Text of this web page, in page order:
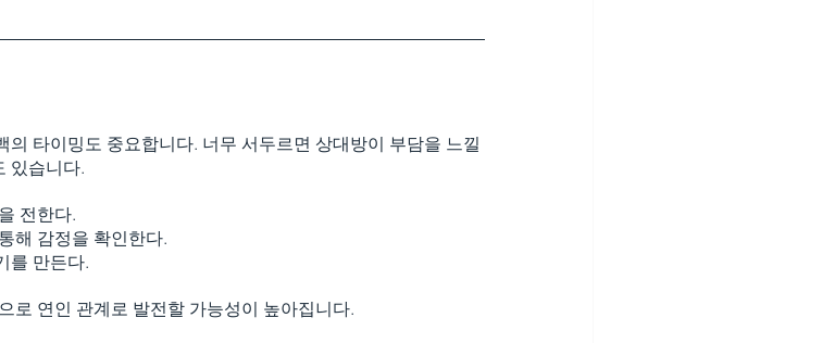
타이밍도 중요합니다. 너무 서두르면 상대방이 부담을 느낄
있습니다.
전한다.
해 감정을 확인한다.
를 만든다.
로 연인 관계로 발전할 가능성이 높아집니다.